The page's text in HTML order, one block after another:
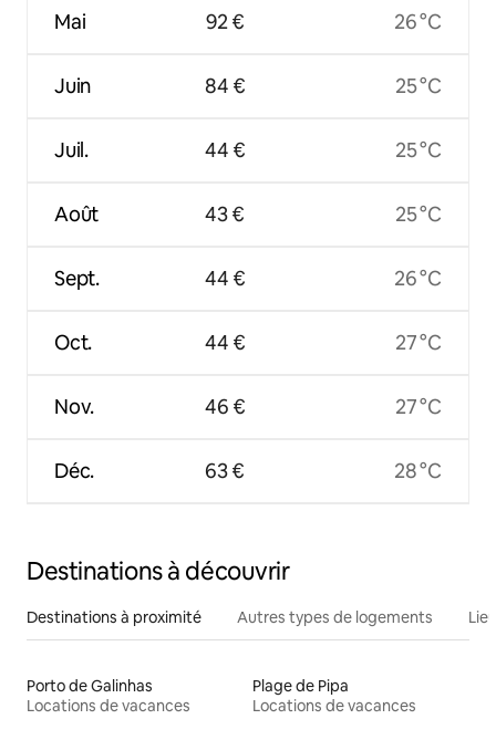
Mai
Juin
Juil.
Août
Sept.
Oct.
Nov.
Déc.
92 €
84 €
44 €
43 €
44 €
44 €
46 €
63 €
26 °C
25 °C
25 °C
25 °C
26 °C
27 °C
27 °C
28 °C
Destinations à découvrir
Destinations à proximité Autres types de logements
Porto de Galinhas
Locations de vacances
Plage de Pipa
Locations de vacances